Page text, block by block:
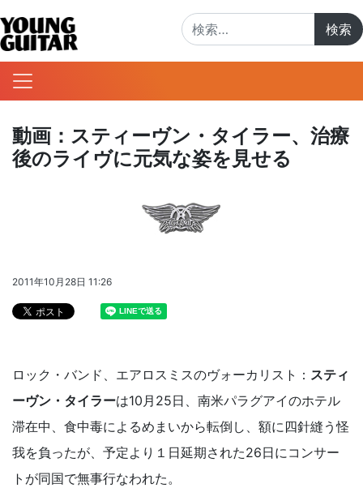
動画：スティーヴン・タイラー、治療
後のライヴに元気な姿を見せる
2011年10月28日 11:26
ロック・バンド、エアロスミスのヴォーカリスト： スティ
ーヴン・タイラーは10月25日、南米パラグアイのホテル
滞在中、食中毒によるめまいから転倒し、額に四針縫う怪
我を負ったが、予定より１日延期された26日にコンサー
トが同国で無事行なわれた。